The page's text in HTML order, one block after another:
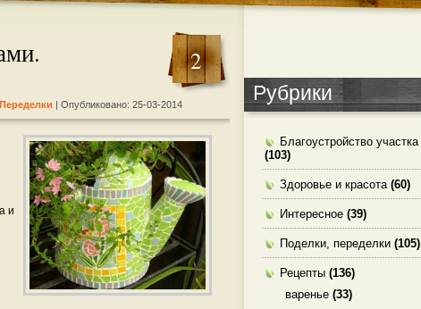
2
| Опубликовано: 25-03-2014
и
Рубрики
Благоустройство участка
(103)
Здоровье и красота(60)
Интересное (39)
Поделки, переделки (105)
Рецепты (136)
варенье (33)